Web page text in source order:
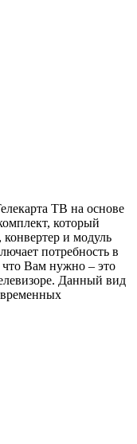
ТВ на основе
который
и модуль
потребность в
что Вам нужно – это
Данный вид